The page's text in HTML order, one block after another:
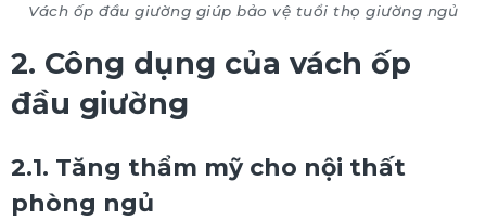
Vách ốp đầu giường giúp bảo vệ tuổi thọ giường ngủ
2. Công dụng của vách ốp
đầu giường
2.1. Tăng thẩm mỹ cho nội thất
phòng ngủ